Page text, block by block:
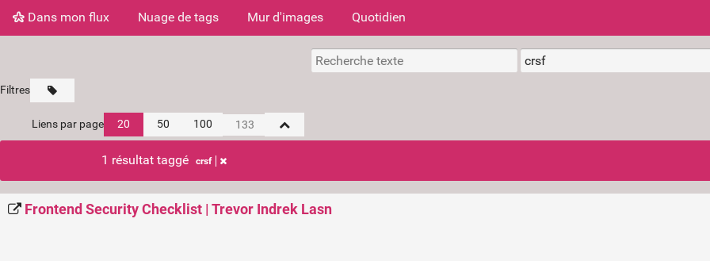
Dans mon flux Nuage de tags Mur d'images Quotidien
Filtres
Liens par page 20 50 100
1 résultat taggé crsf
Frontend Security Checklist | Trevor Indrek Lasn